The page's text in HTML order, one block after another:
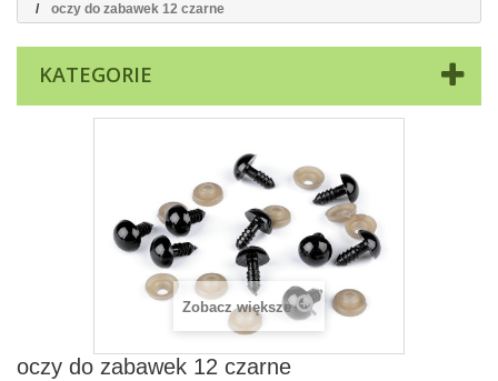
oczy do zabawek 12 czarne
KATEGORIE
Zobacz większe
oczy do zabawek 12 czarne